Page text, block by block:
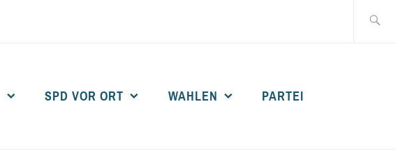
nach:
SPD VOR ORT WAHLEN PARTEI